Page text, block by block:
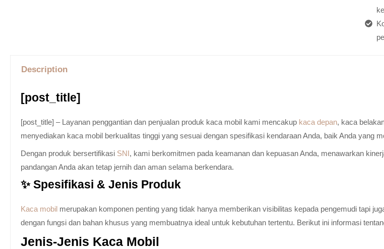
Description
[post_title]
[post_title] – Layanan penggantian dan penjualan produk kaca mobil kami mencakup kaca depan, kaca
menyediakan kaca mobil berkualitas tinggi yang sesuai dengan spesifikasi kendaraan Anda, baik Anda yang
Dengan produk bersertifikasi SNI, kami berkomitmen pada keamanan dan kepuasan Anda, menawarkan
pandangan Anda akan tetap jernih dan aman selama berkendara.
✨ Spesifikasi & Jenis Produk
Kaca mobilmerupakan komponen penting yang tidak hanya memberikan visibilitas kepada pengemudi tapi
dengan fungsi dan bahan khusus yang membuatnya ideal untuk kebutuhan tertentu. Berikut ini informasi
Jenis-Jenis Kaca Mobil